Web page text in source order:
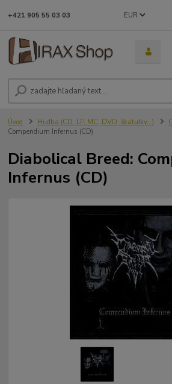
EUR
+421 905 55 03 03
Úvod Hudba (CD, LP, MC, DVD, škatuľky...)
Compendium Infernus (CD)
Diabolical Breed:
Infernus (CD)